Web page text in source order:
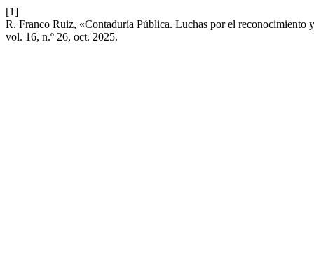
[1]
R. Franco Ruiz, «Contaduría Pública. Luchas por el reconocimiento
vol. 16, n.º 26, oct. 2025.